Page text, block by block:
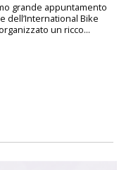
grande appuntamento
dell’International Bike
un ricco...